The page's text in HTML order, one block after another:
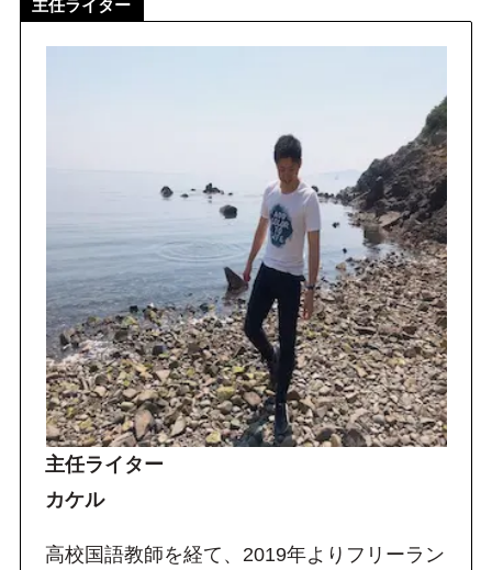
主任ライター
主任ライター
カケル
高校国語教師を経て、2019年よりフリーラン